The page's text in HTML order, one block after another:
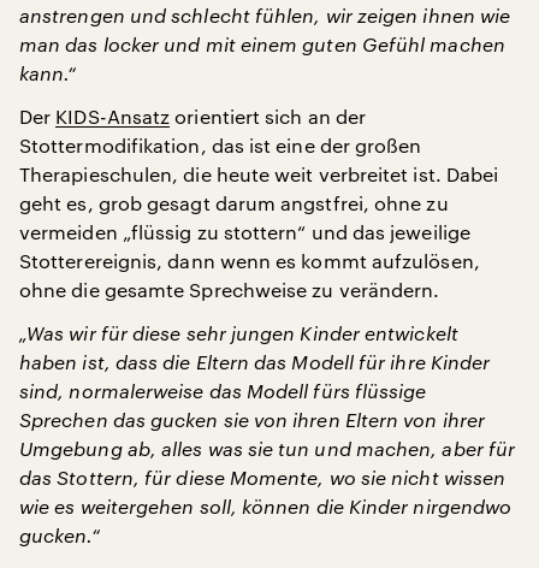
anstrengen und schlecht fühlen, wir zeigen ihnen wie
man das locker und mit einem guten Gefühl machen
kann.“
Der KIDS-Ansatz orientiert sich an der
Stottermodifikation, das ist eine der großen
Therapieschulen, die heute weit verbreitet ist. Dabei
geht es, grob gesagt darum angstfrei, ohne zu
vermeiden „flüssig zu stottern“ und das jeweilige
Stotterereignis, dann wenn es kommt aufzulösen,
ohne die gesamte Sprechweise zu verändern.
„Was wir für diese sehr jungen Kinder entwickelt
haben ist, dass die Eltern das Modell für ihre Kinder
sind, normalerweise das Modell fürs flüssige
Sprechen das gucken sie von ihren Eltern von ihrer
Umgebung ab, alles was sie tun und machen, aber für
das Stottern, für diese Momente, wo sie nicht wissen
wie es weitergehen soll, können die Kinder nirgendwo
gucken.“